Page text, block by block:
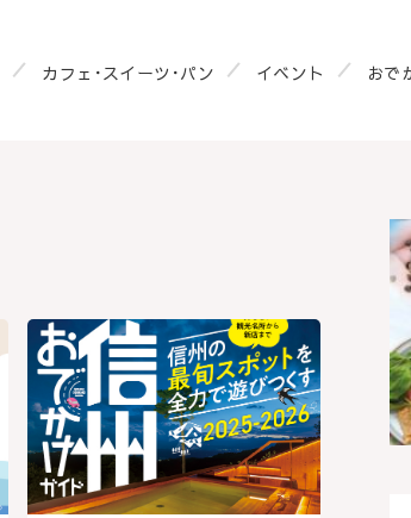
カフェ･スイーツ･パン イベント おで